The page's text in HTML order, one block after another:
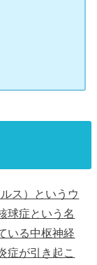
ス）というウ
球症という名
いる中枢神経
症が引き起こ